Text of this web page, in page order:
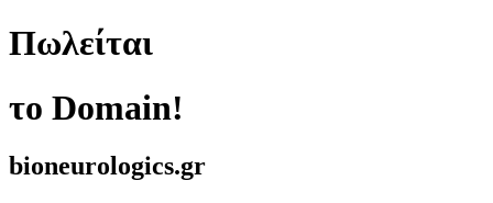
Πωλείται
το Domain!
bioneurologics.gr